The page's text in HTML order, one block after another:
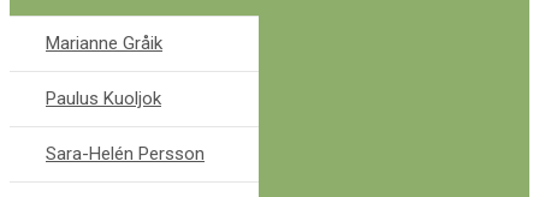
Marianne Gråik
Paulus Kuoljok
Sara-Helén Persson